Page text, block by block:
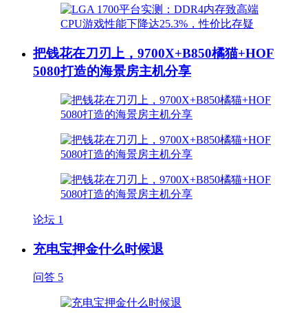
把钱花在刀刃上，9700X+B850橘猫+HOF
5080打造的海景房主机分享
论坛 1
充电宝押金什么时候退
问答 5